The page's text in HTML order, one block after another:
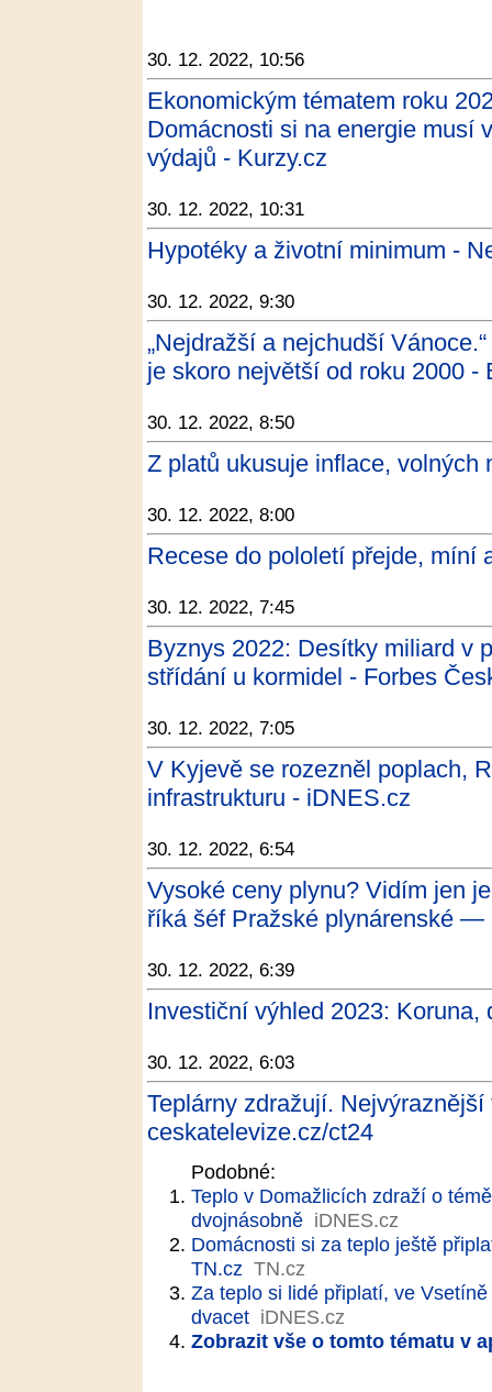
30. 12. 2022, 10:56
Ekonomickým tématem roku
Domácnosti si na energie musí
výdajů - Kurzy.cz
30. 12. 2022, 10:31
Hypotéky a životní minimum -
30. 12. 2022, 9:30
„Nejdražší a nejchudší
je skoro největší od roku 2000 -
30. 12. 2022, 8:50
Z platů ukusuje inflace, volných
30. 12. 2022, 8:00
Recese do pololetí přejde, míní
30. 12. 2022, 7:45
Byznys 2022: Desítky miliard v
střídání u kormidel - Forbes
30. 12. 2022, 7:05
V Kyjevě se rozezněl poplach,
infrastrukturu - iDNES.cz
30. 12. 2022, 6:54
Vysoké ceny plynu? Vidím jen
říká šéf Pražské plynárenské
30. 12. 2022, 6:39
Investiční výhled 2023: Koruna,
30. 12. 2022, 6:03
Teplárny zdražují.
ceskatelevize.cz/ct24
Podobné:
Teplo v Domažlicích zdraží o
dvojnásobně iDNES.cz
Domácnosti si za teplo ještě
TN.cz TN.cz
Za teplo si lidé připlatí, ve
dvacet iDNES.cz
Zobrazit vše o tomto tématu v